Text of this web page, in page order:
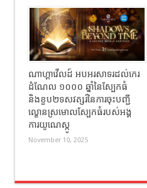
ណាហ្គាវើលដ៍ អបអរសាទរដល់កេរ
ដំណែល ១០០០ ឆ្នាំនៃស្បែកធំ
និងខួប២ទសវត្សរ៍នៃការចុះបញ្ជី
ល្ខោនស្រមោលស្បែកធំរបស់អង្គ
ការយូណេស្កូ
November 10, 2025